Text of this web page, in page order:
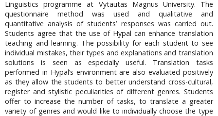
Linguistics programme at Vytautas Magnus University. The
questionnaire method was used and qualitative and
quantitative analysis of students’ responses was carried out.
Students agree that the use of Hypal can enhance translation
teaching and learning. The possibility for each student to see
individual mistakes, their types and explanations and translation
solutions is seen as especially useful. Translation tasks
performed in Hypal’s environment are also evaluated positively
as they allow the students to better understand cross-cultural,
register and stylistic peculiarities of different genres. Students
offer to increase the number of tasks, to translate a greater
variety of genres and would like to individually choose the type